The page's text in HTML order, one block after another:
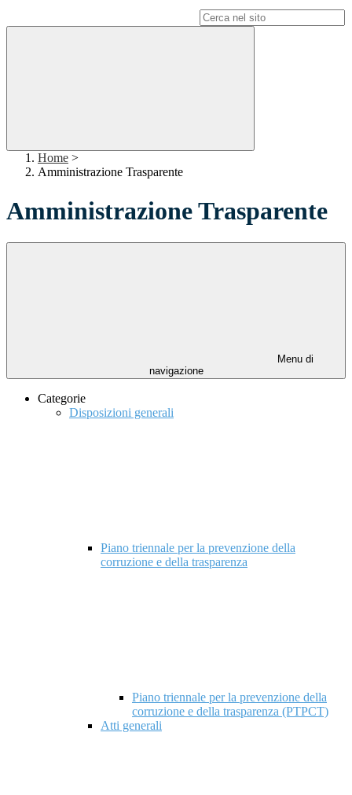
Home >
Amministrazione Trasparente
Amministrazione Trasparente
Menu di
navigazione
Categorie
Disposizioni generali
Piano triennale per la prevenzione della
corruzione e della trasparenza
Piano triennale per la prevenzione della
corruzione e della trasparenza (PTPCT)
Atti generali